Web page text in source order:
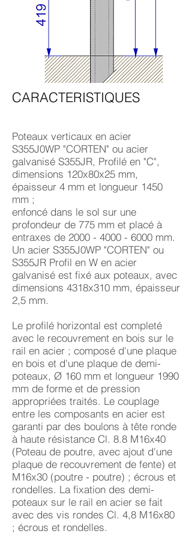
CARACTERISTIQUES
Poteaux verticaux en acier
S355J0WP "CORTEN" ou acier
galvanisé S355JR, Profilé en "C",
dimensions 120x80x25 mm,
épaisseur 4 mm et longueur 1450
mm ;
enfoncé dans le sol sur une
profondeur de 775 mm et placé à
entraxes de 2000 - 4000 - 6000 mm.
Un acier S355J0WP "CORTEN" ou
S355JR Profil en W en acier
galvanisé est fixé aux poteaux, avec
dimensions 4318x310 mm, épaisseur
2,5 mm.
Le profilé horizontal est completé
avec le recouvrement en bois sur le
rail en acier ; composé d'une plaque
en bois et d'une plaque de demi-
poteaux, Ø 160 mm et longueur 1990
mm de forme et de pression
appropriées traités. Le couplage
entre les composants en acier est
garanti par des boulons à tête ronde
à haute résistance Cl. 8.8 M16x40
(Poteau de poutre, avec ajout d'une
plaque de recouvrement de fente) et
M16x30 (poutre - poutre) ; écrous et
rondelles. La fixation des demi-
poteaux sur le rail en acier se fait
avec des vis rondes Cl. 4,8 M16x80
; écrous et rondelles.